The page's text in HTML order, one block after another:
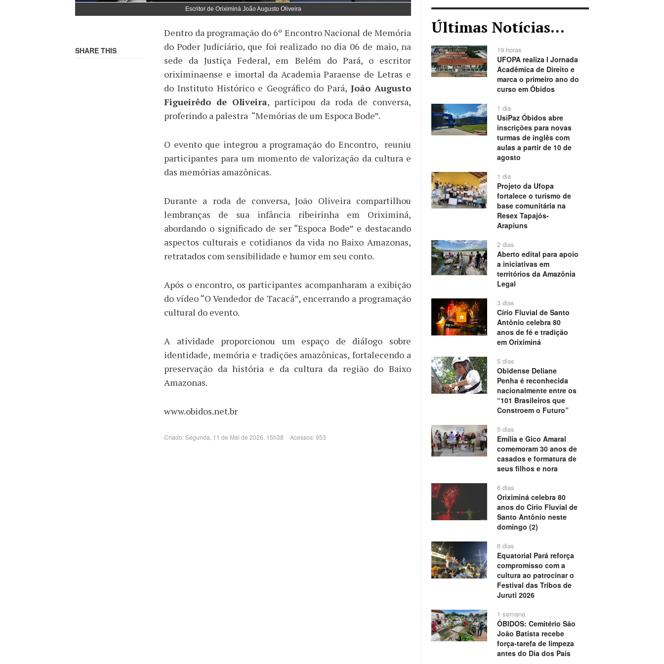
Escritor de Oriximiná João Augusto Oliveira
SHARE THIS
Dentro da programação do 6º Encontro Nacional de Memória
do Poder Judiciário, que foi realizado no dia 06 de maio, na
sede da Justiça Federal, em Belém do Pará, o escritor
oriximinaense e imortal da Academia Paraense de Letras e
do Instituto Histórico e Geográfico do Pará, João Augusto
Figueirêdo de Oliveira, participou da roda de conversa,
proferindo a palestra “Memórias de um Espoca Bode”.
O evento que integrou a programação do Encontro, reuniu
participantes para um momento de valorização da cultura e
das memórias amazônicas.
Durante a roda de conversa, João Oliveira compartilhou
lembranças de sua infância ribeirinha em Oriximiná,
abordando o significado de ser “Espoca Bode” e destacando
aspectos culturais e cotidianos da vida no Baixo Amazonas,
retratados com sensibilidade e humor em seu conto.
Após o encontro, os participantes acompanharam a exibição
do vídeo “O Vendedor de Tacacá”, encerrando a programação
cultural do evento.
A atividade proporcionou um espaço de diálogo sobre
identidade, memória e tradições amazônicas, fortalecendo a
preservação da história e da cultura da região do Baixo
Amazonas.
www.obidos.net.br
Criado: Segunda, 11 de Mai de 2026, 15h38 Acessos: 953
Últimas Notícias...
19 horas
UFOPA realiza I Jornada
Acadêmica de Direito e
marca o primeiro ano do
curso em Óbidos
1 dia
UsiPaz Óbidos abre
inscrições para novas
turmas de inglês com
aulas a partir de 10 de
agosto
1 dia
Projeto da Ufopa
fortalece o turismo de
base comunitária na
Resex Tapajós-
Arapiuns
2 dias
Aberto edital para apoio
a iniciativas em
territórios da Amazônia
Legal
3 dias
Círio Fluvial de Santo
Antônio celebra 80
anos de fé e tradição
em Oriximiná
5 dias
Obidense Deliane
Penha é reconhecida
nacionalmente entre os
“101 Brasileiros que
Constroem o Futuro”
5 dias
Emília e Gico Amaral
comemoram 30 anos de
casados e formatura de
seus filhos e nora
6 dias
Oriximiná celebra 80
anos do Círio Fluvial de
Santo Antônio neste
domingo (2)
6 dias
Equatorial Pará reforça
compromisso com a
cultura ao patrocinar o
Festival das Tribos de
Juruti 2026
1 semana
ÓBIDOS: Cemitério São
João Batista recebe
força-tarefa de limpeza
antes do Dia dos Pais